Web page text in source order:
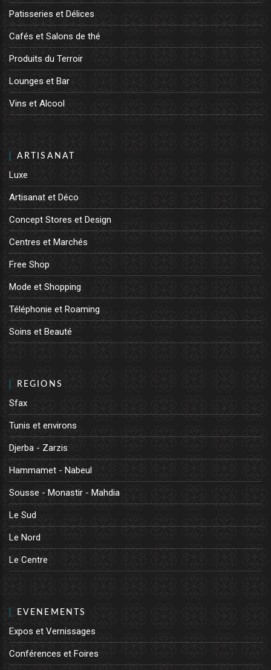
Patisseries et Délices
Cafés et Salons de thé
Produits du Terroir
Lounges et Bar
Vins et Alcool
ARTISANAT
Luxe
Artisanat et Déco
Concept Stores et Design
Centres et Marchés
Free Shop
Mode et Shopping
Téléphonie et Roaming
Soins et Beauté
REGIONS
Sfax
Tunis et environs
Djerba - Zarzis
Hammamet - Nabeul
Sousse - Monastir - Mahdia
Le Sud
Le Nord
Le Centre
EVENEMENTS
Expos et Vernissages
Conférences et Foires